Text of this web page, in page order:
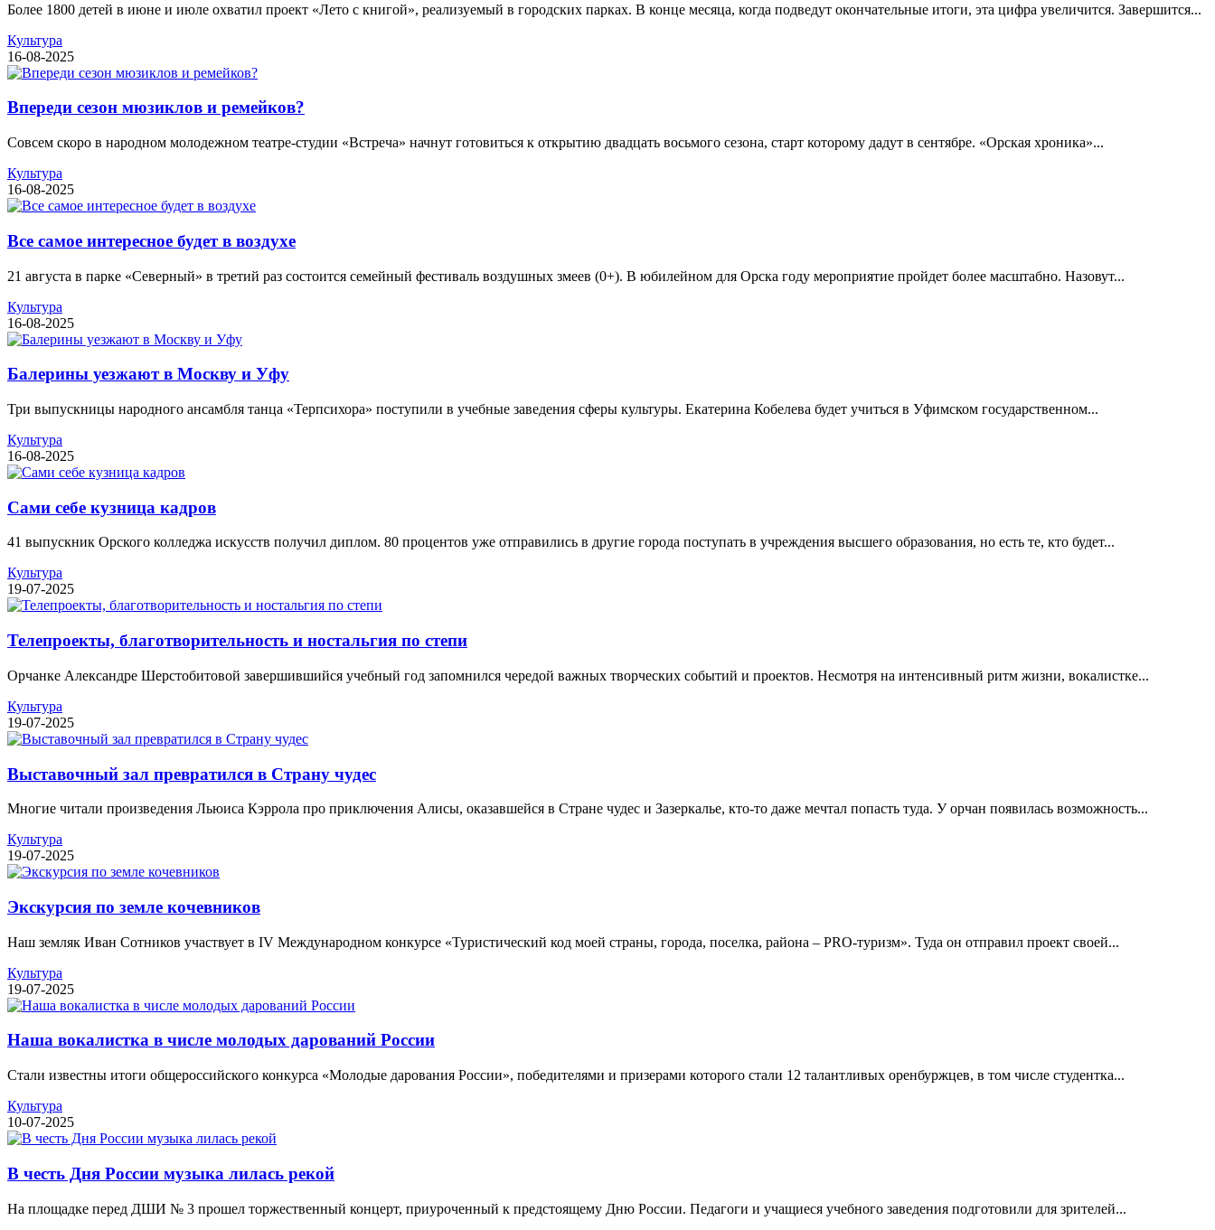
Более 1800 детей в июне и июле охватил проект «Лето с книгой», реализуемый в городских парках. В конце месяца, когда подведут окончательные итоги, эта цифра увеличится. Завершится...
Культура
16-08-2025
Впереди сезон мюзиклов и ремейков?
Совсем скоро в народном молодежном театре-студии «Встреча» начнут готовиться к открытию двадцать восьмого сезона, старт которому дадут в сентябре. «Орская хроника»...
Культура
16-08-2025
Все самое интересное будет в воздухе
21 августа в парке «Северный» в третий раз состоится семейный фестиваль воздушных змеев (0+). В юбилейном для Орска году мероприятие пройдет более масштабно. Назовут...
Культура
16-08-2025
Балерины уезжают в Москву и Уфу
Три выпускницы народного ансамбля танца «Терпсихора» поступили в учебные заведения сферы культуры. Екатерина Кобелева будет учиться в Уфимском государственном...
Культура
16-08-2025
Сами себе кузница кадров
41 выпускник Орского колледжа искусств получил диплом. 80 процентов уже отправились в другие города поступать в учреждения высшего образования, но есть те, кто будет...
Культура
19-07-2025
Телепроекты, благотворительность и ностальгия по степи
Орчанке Александре Шерстобитовой завершившийся учебный год запомнился чередой важных творческих событий и проектов. Несмотря на интенсивный ритм жизни, вокалистке...
Культура
19-07-2025
Выставочный зал превратился в Страну чудес
Многие читали произведения Льюиса Кэррола про приключения Алисы, оказавшейся в Стране чудес и Зазеркалье, кто-то даже мечтал попасть туда. У орчан появилась возможность...
Культура
19-07-2025
Экскурсия по земле кочевников
Наш земляк Иван Сотников участвует в IV Международном конкурсе «Туристический код моей страны, города, поселка, района – PRO-туризм». Туда он отправил проект своей...
Культура
19-07-2025
Наша вокалистка в числе молодых дарований России
Стали известны итоги общероссийского конкурса «Молодые дарования России», победителями и призерами которого стали 12 талантливых оренбуржцев, в том числе студентка...
Культура
10-07-2025
В честь Дня России музыка лилась рекой
На площадке перед ДШИ № 3 прошел торжественный концерт, приуроченный к предстоящему Дню России. Педагоги и учащиеся учебного заведения подготовили для зрителей...